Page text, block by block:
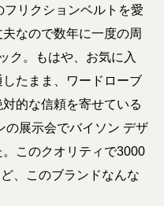
リクションベルトを愛
なので数年に一度の周
ク。もはや、お気に入
たまま、ワードローブ
的な信頼を寄せている
の展示会でバイソン デザ
このクオリティで3000
、このブランドなんな